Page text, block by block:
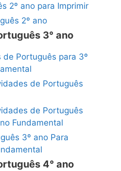
2º ano para Imprimir
2º ano
3° ano
Português para 3º
de Português
de Português
Fundamental
3º ano Para
4° ano